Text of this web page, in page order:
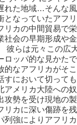
れた地域…そん
となっていたアフ
カの中間貿易で
社会の早期形成や
らは元々この広
ッパ的な見かた
的なアフリカが
すにおいて切っ
メリカ大陸への
攻勢を受け現地
リカに深い傷跡
列強によりアフリ